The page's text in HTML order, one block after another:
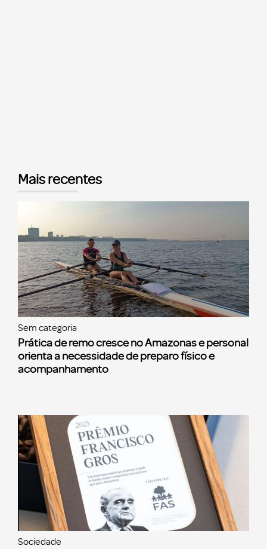
Mais recentes
Sem categoria
Prática de remo cresce no Amazonas e personal
orienta a necessidade de preparo físico e
acompanhamento
Sociedade